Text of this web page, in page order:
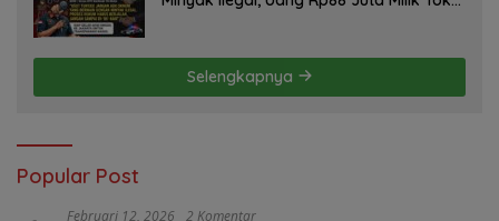
Selengkapnya
Popular Post
Februari 12, 2026 2 Komentar